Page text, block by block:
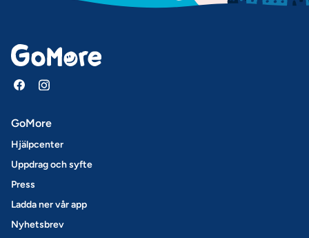
GoMore
Hjälpcenter
Uppdrag och syfte
Press
Ladda ner vår app
Nyhetsbrev